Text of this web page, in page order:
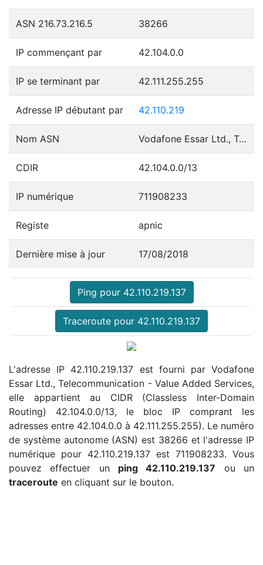
ASN 216.73.216.5 38266
IP commençant par 42.104.0.0
IP se terminant par 42.111.255.255
Adresse IP débutant par 42.110.219
Nom ASN Vodafone Essar Ltd., Telecommunication - Value Added Services
CDIR 42.104.0.0/13
IP numérique 711908233
Registe apnic
Dernière mise à jour 17/08/2018
Ping pour 42.110.219.137
Traceroute pour 42.110.219.137
L'adresse IP 42.110.219.137 est fourni par Vodafone
Essar Ltd., Telecommunication - Value Added Services,
elle appartient au CIDR (Classless Inter-Domain
Routing) 42.104.0.0/13, le bloc IP comprant les
adresses entre 42.104.0.0 à 42.111.255.255). Le numéro
de système autonome (ASN) est 38266 et l'adresse IP
numérique pour 42.110.219.137 est 711908233. Vous
pouvez effectuer un ping 42.110.219.137 ou un
traceroute en cliquant sur le bouton.